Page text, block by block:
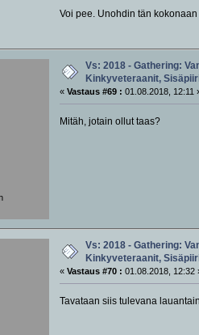
Voi pee. Unohdin tän
Vs: 2018 - Gathering:
Kinkyveteraanit,
« Vastaus #69 : 01.08.2018, 12:11
Mitäh, jotain ollut taas?
Vs: 2018 - Gathering:
Kinkyveteraanit,
« Vastaus #70 : 01.08.2018, 12:32
Tavataan siis tulevana